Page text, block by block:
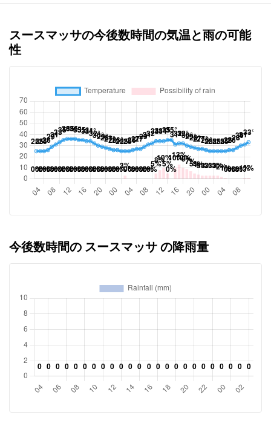
スースマッサの今後数時間の気温と雨の可能
性
今後数時間の スースマッサ の降雨量